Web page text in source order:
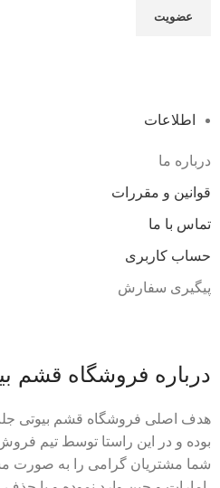
اطلاعات
درباره ما
قوانین و مقررات
تماس با ما
حساب کاربری
پیگیری سفارش
درباره فروشگاه قشم
هدف اصلی فروشگاه قشم بیوتی
بوده و در این راستا توسط تیم
شما مشتریان گرامی را به صورت